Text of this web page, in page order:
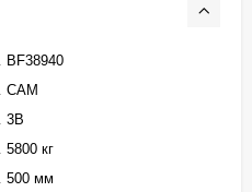
BF38940
CAM
3B
5800 кг
500 мм